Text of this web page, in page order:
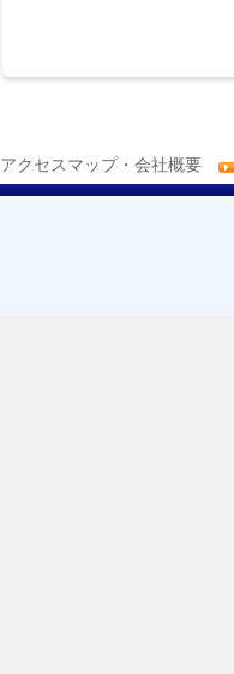
アクセスマップ・会社概要